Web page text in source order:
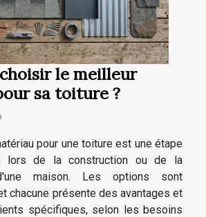
le meilleur
sa toiture ?
pour une toiture est une étape
lors de la construction ou de la
maison. Les options sont
chacune présente des avantages et
spécifiques, selon les besoins